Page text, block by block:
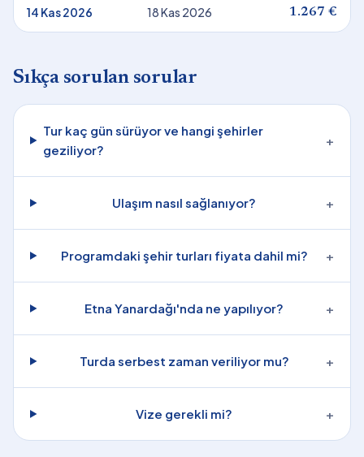
14 Kas 2026 18 Kas 2026 1.267 €
Sıkça sorulan sorular
Tur kaç gün sürüyor ve hangi şehirler
geziliyor?
+
Ulaşım nasıl sağlanıyor? +
Programdaki şehir turları fiyata dahil mi? +
Etna Yanardağı'nda ne yapılıyor? +
Turda serbest zaman veriliyor mu? +
Vize gerekli mi? +